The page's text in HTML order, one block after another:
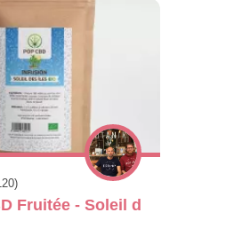
Fruitée - Soleil d